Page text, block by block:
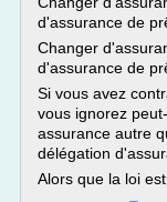
d'assurance de
Changer
d'assurance de
Si vous avez
vous ignorez
assurance autre
délégation
Alors que la loi est